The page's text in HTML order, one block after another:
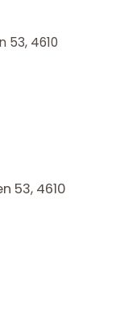
53, 4610
53, 4610